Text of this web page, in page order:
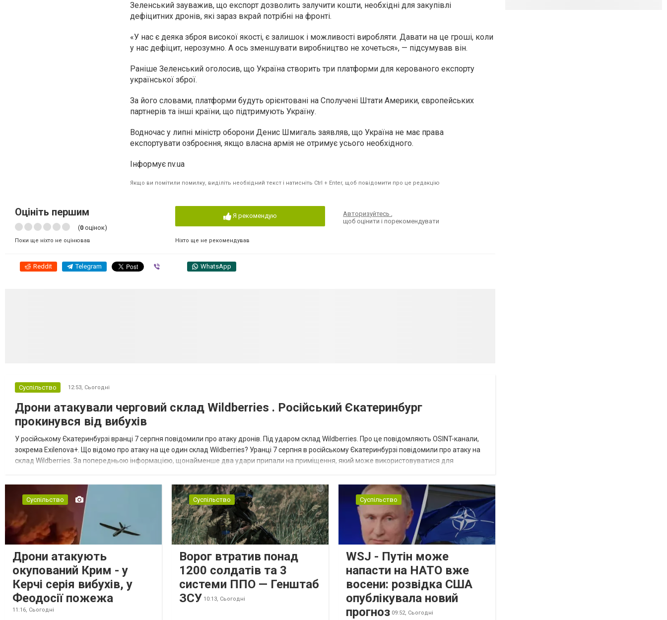
Зеленський зауважив, що експорт дозволить залучити кошти, необхідні для закупівлі
дефіцитних дронів, які зараз вкрай потрібні на фронті.
«У нас є деяка зброя високої якості, є залишок і можливості виробляти. Давати на це гроші, коли
у нас дефіцит, нерозумно. А ось зменшувати виробництво не хочеться», — підсумував він.
Раніше Зеленський оголосив, що Україна створить три платформи для керованого експорту
української зброї.
За його словами, платформи будуть орієнтовані на Сполучені Штати Америки, європейських
партнерів та інші країни, що підтримують Україну.
Водночас у липні міністр оборони Денис Шмигаль заявляв, що Україна не має права
експортувати озброєння, якщо власна армія не отримує усього необхідного.
Інформує nv.ua
Якщо ви помітили помилку, виділіть необхідний текст і натисніть Ctrl + Enter, щоб повідомити про це редакцію
Оцініть першим
(0 оцінок)
Поки ще ніхто не оцінював
Я рекомендую
Ніхто ще не рекомендував
Авторизуйтесь,
щоб оцінити і порекомендувати
Reddit Telegram WhatsApp
Суспільство 12:53, Сьогодні
Дрони атакували черговий склад Wildberries . Російський Єкатеринбург
прокинувся від вибухів
У російському Єкатеринбурзі вранці 7 серпня повідомили про атаку дронів. Під ударом склад Wildberries. Про це повідомляють OSINT-канали,
зокрема Exilenova+. Що відомо про атаку на ще один склад Wildberries? Уранці 7 серпня в російському Єкатеринбурзі повідомили про атаку на
склад Wildberries. За попередньою інформацією, щонайменше два удари припали на приміщення, який може використовуватися для
Суспільство
Дрони атакують
окупований Крим - у
Керчі серія вибухів, у
Феодосії пожежа
11:16, Сьогодні
Суспільство
Ворог втратив понад
1200 солдатів та 3
системи ППО — Генштаб
ЗСУ 10:13, Сьогодні
Суспільство
WSJ - Путін може
напасти на НАТО вже
восени: розвідка США
опублікувала новий
прогноз 09:52, Сьогодні